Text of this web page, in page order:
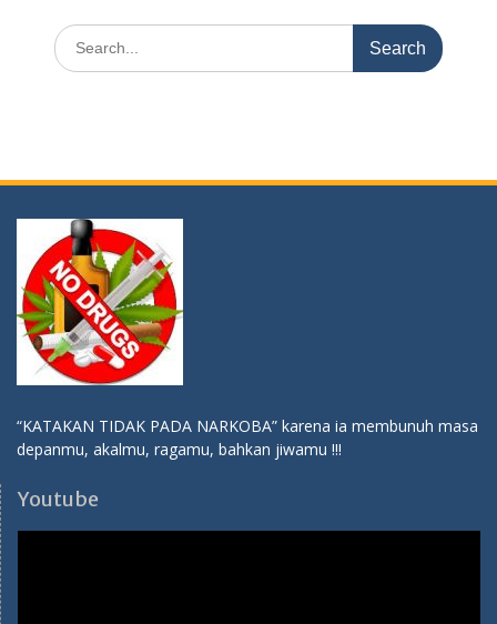
Search
for:
“KATAKAN TIDAK PADA NARKOBA” karena ia membunuh masa
depanmu, akalmu, ragamu, bahkan jiwamu !!!
Youtube